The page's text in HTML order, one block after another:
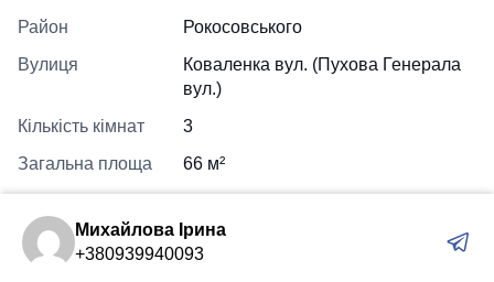
Район
Рокосовського
Вулиця
Коваленка вул. (Пухова Генерала
вул.)
Кількість кімнат
3
Загальна площа
66 м²
Михайлова Ірина
+380939940093